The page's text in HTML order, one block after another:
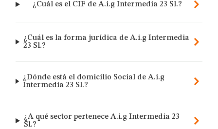
¿Cuál es el CIF de A.i.g Intermedia 23 Sl.?
¿Cuál es la forma jurídica de A.i.g Intermedia
23 Sl.?
¿Dónde está el domicilio Social de A.i.g
Intermedia 23 Sl.?
¿A qué sector pertenece A.i.g Intermedia 23
Sl.?